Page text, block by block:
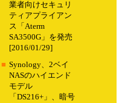
業者向けセキュリ
ティアプライアン
ス「Aterm
SA3500G」を発売
[2016/01/29]
■ Synology、2ベイ
NASのハイエンド
モデル
「DS216+」、暗号